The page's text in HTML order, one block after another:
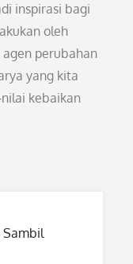
inspirasi bagi
oleh
agen perubahan
yang kita
kebaikan
Sambil